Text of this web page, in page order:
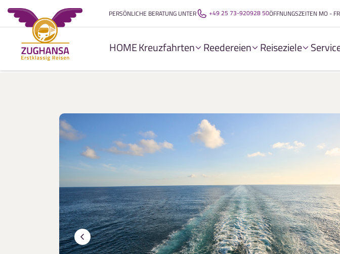
PERSÖNLICHE BERATUNG UNTER +49 25 73-920928 50ÖFFNUNGSZEITEN MO -
HOMEKreuzfahrten Reedereien Reiseziele
Home